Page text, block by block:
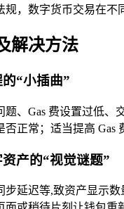
，数字货币交易在不
解决方法
的“小插曲”
、Gas 费设置过低、
正常；适当提高 Gas
资产的“视觉谜题”
延迟等,致资产显示数